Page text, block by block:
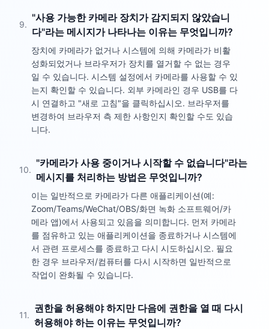
9.
"사용 가능한 카메라 장치가 감지되지 않았습니
다"라는 메시지가 나타나는 이유는 무엇입니까?
장치에 카메라가 없거나 시스템에 의해 카메라가 비활
성화되었거나 브라우저가 장치를 열거할 수 없는 경우
일 수 있습니다. 시스템 설정에서 카메라를 사용할 수 있
는지 확인할 수 있습니다. 외부 카메라인 경우 USB를 다
시 연결하고 "새로 고침"을 클릭하십시오. 브라우저를
변경하여 브라우저 측 제한 사항인지 확인할 수도 있습
니다.
10.
"카메라가 사용 중이거나 시작할 수 없습니다"라는
메시지를 처리하는 방법은 무엇입니까?
이는 일반적으로 카메라가 다른 애플리케이션(예:
Zoom/Teams/WeChat/OBS/화면 녹화 소프트웨어/카
메라 앱)에서 사용되고 있음을 의미합니다. 먼저 카메라
를 점유하고 있는 애플리케이션을 종료하거나 시스템에
서 관련 프로세스를 종료하고 다시 시도하십시오. 필요
한 경우 브라우저/컴퓨터를 다시 시작하면 일반적으로
작업이 완화될 수 있습니다.
11.
권한을 허용해야 하지만 다음에 권한을 열 때 다시
허용해야 하는 이유는 무엇입니까?